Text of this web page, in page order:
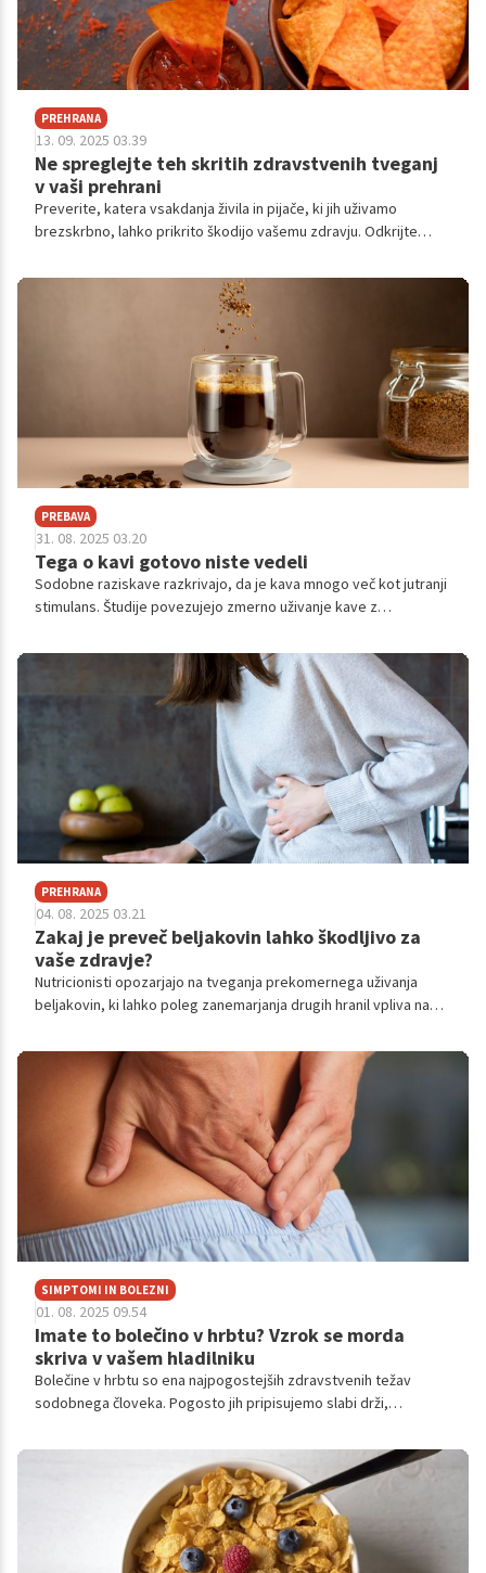
PREHRANA
13. 09. 2025 03.39
Ne spreglejte teh skritih zdravstvenih tveganj
v vaši prehrani
Preverite, katera vsakdanja živila in pijače, ki jih uživamo
brezskrbno, lahko prikrito škodijo vašemu zdravju. Odkrijte
alkohola na vaše telo in se poučite o bolj zdravih alternativah.
PREBAVA
31. 08. 2025 03.20
Tega o kavi gotovo niste vedeli
Sodobne raziskave razkrivajo, da je kava mnogo več kot jutranji
stimulans. Študije povezujejo zmerno uživanje kave z
rastjo koristne bakterije Lawsonibacter asaccharolyticus, pri
čemer zasluge pripisujejo predvsem polifenolom in ne kofeinu.
Povezave med kavo, prebavnim zdravjem in splošnim počutjem
odpirajo nove vpoglede.
PREHRANA
04. 08. 2025 03.21
Zakaj je preveč beljakovin lahko škodljivo za
vaše zdravje?
Nutricionisti opozarjajo na tveganja prekomernega uživanja
beljakovin, ki lahko poleg zanemarjanja drugih hranil vpliva na
tveganje za nekatere vrste raka. Ključ je v uravnoteženi
prehrani.
SIMPTOMI IN BOLEZNI
01. 08. 2025 09.54
Imate to bolečino v hrbtu? Vzrok se morda
skriva v vašem hladilniku
Bolečine v hrbtu so ena najpogostejših zdravstvenih težav
sodobnega človeka. Pogosto jih pripisujemo slabi drži,
lahko vzrok za vaše težave tiči tudi v živilu, ki ga imate v
hladilniku? Vnetje, ki je glavni krivec za kronične bolečine, je
namreč močno povezano z vašo prehrano.